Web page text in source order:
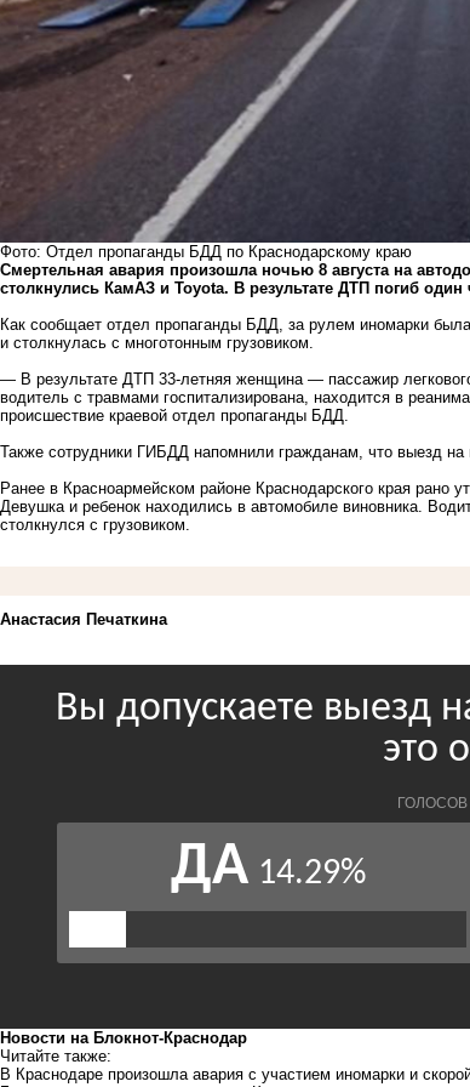
Фото: Отдел пропаганды БДД по Краснодарскому краю
Смертельная авария произошла ночью 8 августа на
столкнулись КамАЗ и Toyota. В результате ДТП погиб один
Как сообщает отдел пропаганды БДД, за рулем иномарки
и столкнулась с многотонным грузовиком.
— В результате ДТП 33-летняя женщина — пассажир
водитель с травмами госпитализирована, находится в
происшествие краевой отдел пропаганды БДД.
Также сотрудники ГИБДД напомнили гражданам, что выезд на
Ранее в Красноармейском районе Краснодарского края рано
Девушка и ребенок находились в автомобиле виновника.
столкнулся с грузовиком.
Анастасия Печаткина
Новости на Блoкнoт-Краснодар
Читайте также:
В Краснодаре произошла авария с участием иномарки и